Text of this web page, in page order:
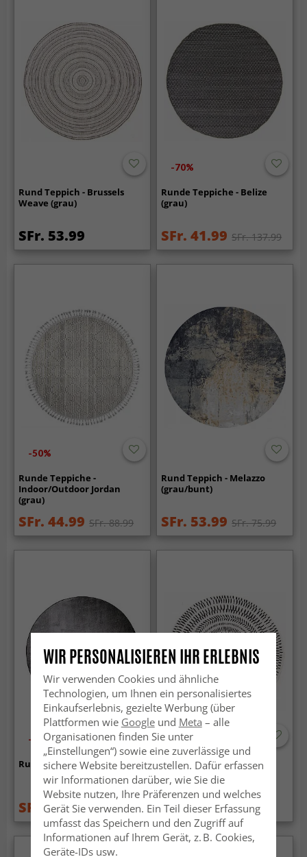
Rund Teppich - Brussels
Weave (grau)
SFr. 53.99
-70%
Runde Teppiche - Belize
(grau)
SFr. 41.99 SFr. 137.99
-50%
Runde Teppiche -
Indoor/Outdoor Jordan
(grau)
SFr. 44.99 SFr. 88.99
Rund Teppich - Melazzo
(grau/bunt)
SFr. 53.99 SFr. 75.99
-60%
Rund Teppich - Serifos (grau)
SFr. 53.99 SFr. 133.99
Rund Teppich - Brussels
Night (grau)
SFr. 53.99
WIR PERSONALISIEREN IHR ERLEBNIS
Wir verwenden Cookies und ähnliche
Technologien, um Ihnen ein personalisiertes
Einkaufserlebnis, gezielte Werbung (über
Plattformen wie Googleund Meta – alle
Organisationen finden Sie unter
„Einstellungen“) sowie eine zuverlässige und
sichere Website bereitzustellen. Dafür erfassen
wir Informationen darüber, wie Sie die
Website nutzen, Ihre Präferenzen und welches
Gerät Sie verwenden. Ein Teil dieser Erfassung
umfasst das Speichern und den Zugriff auf
Informationen auf Ihrem Gerät, z. B. Cookies,
Geräte-IDs usw.